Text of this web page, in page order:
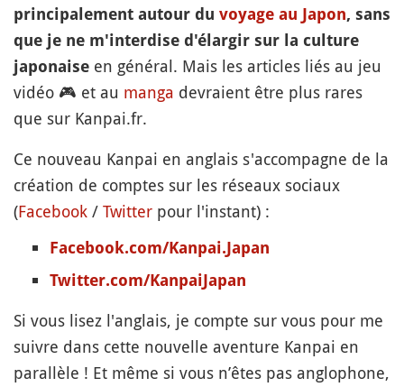
principalement autour du voyage au Japon, sans
que je ne m'interdise d'élargir sur la culture
japonaise en général. Mais les articles liés au jeu
vidéo 🎮 et au manga devraient être plus rares
que sur Kanpai.fr.
Ce nouveau Kanpai en anglais s'accompagne de la
création de comptes sur les réseaux sociaux
(Facebook / Twitter pour l'instant) :
Facebook.com/Kanpai.Japan
Twitter.com/KanpaiJapan
Si vous lisez l'anglais, je compte sur vous pour me
suivre dans cette nouvelle aventure Kanpai en
parallèle ! Et même si vous n’êtes pas anglophone,